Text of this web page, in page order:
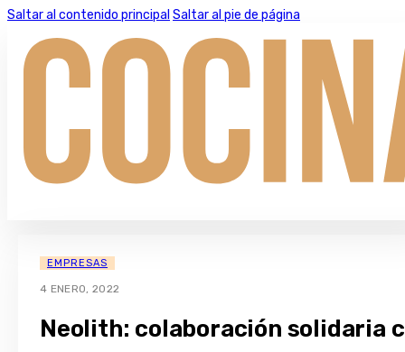
Saltar al contenido principal Saltar al pie de página
EMPRESAS
4 ENERO, 2022
Neolith: colaboración solidaria